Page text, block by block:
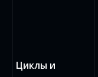
Циклы и